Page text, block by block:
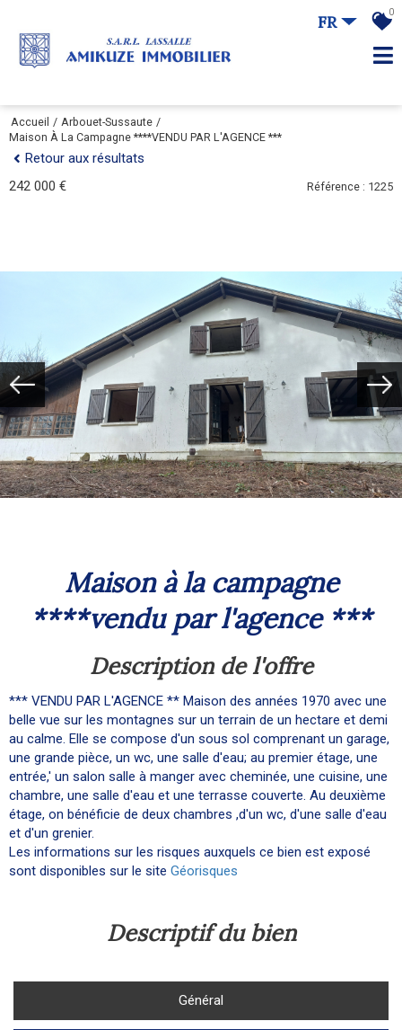
FR 0
Accueil
Arbouet-Sussaute
Maison À La Campagne ****VENDU PAR L'AGENCE ***
Retour aux résultats
242 000 €
Référence : 1225
maison à la campagne
****vendu par l'agence ***
description de l'offre
*** VENDU PAR L'AGENCE ** Maison des années 1970 avec une
belle vue sur les montagnes sur un terrain de un hectare et demi
au calme. Elle se compose d'un sous sol comprenant un garage,
une grande pièce, un wc, une salle d'eau; au premier étage, une
entrée,' un salon salle à manger avec cheminée, une cuisine, une
chambre, une salle d'eau et une terrasse couverte. Au deuxième
étage, on bénéficie de deux chambres ,d'un wc, d'une salle d'eau
et d'un grenier.
Les informations sur les risques auxquels ce bien est exposé
sont disponibles sur le site Géorisques
descriptif du bien
Général